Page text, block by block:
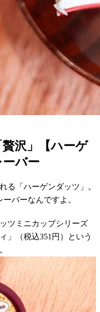
贅沢」【ハーゲ
バー
る「ハーゲンダッツ」。
バーなんですよ。
ツミニカップシリーズ
」（税込351円）という